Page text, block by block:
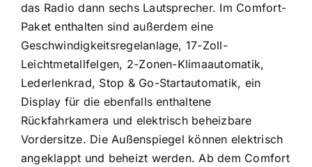
das Radio dann sechs Lautsprecher. Im Comfort-
Paket enthalten sind außerdem eine
Geschwindigkeitsregelanlage, 17-Zoll-
Leichtmetallfelgen, 2-Zonen-Klimaautomatik,
Lederlenkrad, Stop & Go-Startautomatik, ein
Display für die ebenfalls enthaltene
Rückfahrkamera und elektrisch beheizbare
Vordersitze. Die Außenspiegel können elektrisch
angeklappt und beheizt werden. Ab dem Comfort